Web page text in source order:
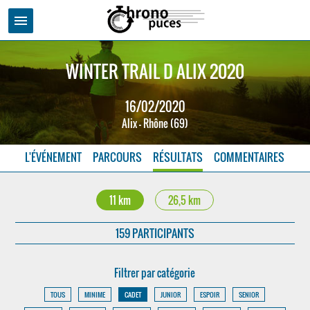
menu
WINTER TRAIL D ALIX 2020
16/02/2020
Alix - Rhône (69)
L'ÉVÉNEMENT PARCOURS RÉSULTATS COMMENTAIRES
11 km 26,5 km
159 PARTICIPANTS
Filtrer par catégorie
TOUS MINIME CADET JUNIOR ESPOIR
SENIOR